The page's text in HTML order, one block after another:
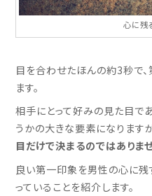
心に残
目を合わせたほんの約3秒で
ます。
相手にとって好みの見た目で
うかの大きな要素になりますが
目だけで決まるのではありませ
良い第一印象を男性の心に残
っていることを紹介します。